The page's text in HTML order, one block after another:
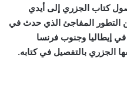
كتاب الجزري إلى أيدي
التطور المفاجئ الذي حدث في
إيطاليا وجنوب فرنسا
الجزري بالتفصيل في كتابه.